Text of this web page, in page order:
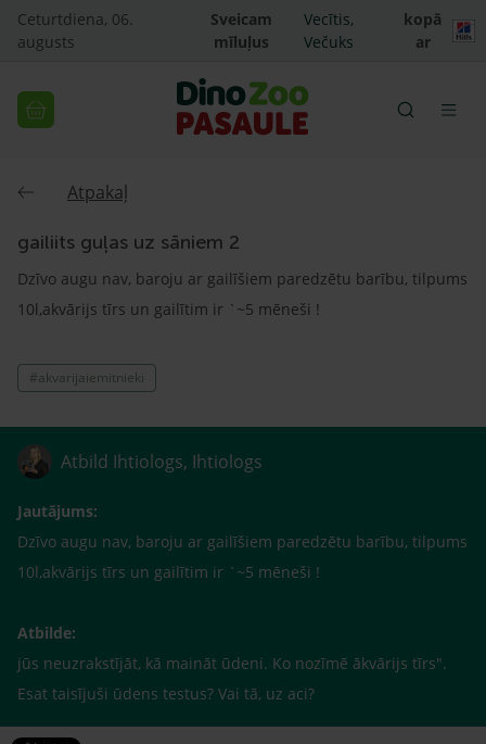
Ceturtdiena, 06.
augusts
Sveicam
mīluļus
Vecītis,
Večuks
kopā
ar
Atpakaļ
gailiits guļas uz sāniem 2
Dzīvo augu nav, baroju ar gailīšiem paredzētu barību, tilpums
10l,akvārijs tīrs un gailītim ir `~5 mēneši !
#akvarijaiemitnieki
Atbild Ihtiologs, Ihtiologs
Jautājums:
Dzīvo augu nav, baroju ar gailīšiem paredzētu barību, tilpums
10l,akvārijs tīrs un gailītim ir `~5 mēneši !
Atbilde:
jūs neuzrakstījāt, kā maināt ūdeni. Ko nozīmē ākvārijs tīrs".
Esat taisījuši ūdens testus? Vai tā, uz aci?